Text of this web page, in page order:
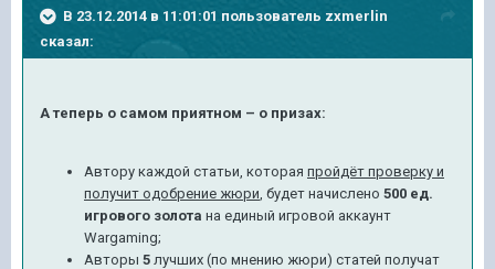
В 23.12.2014 в 11:01:01 пользователь zxmerlin
сказал:
А теперь о самом приятном – о призах:
Автору каждой статьи, которая пройдёт проверку и
получит одобрение жюри, будет начислено 500 ед.
игрового золота на единый игровой аккаунт
Wargaming;
Авторы 5 лучших (по мнению жюри) статей получат